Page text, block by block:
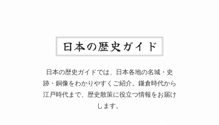
日本の歴史ガイドでは、日本各地の名城・史
跡・銅像をわかりやすくご紹介。鎌倉時代から
江戸時代まで、歴史散策に役立つ情報をお届け
します。